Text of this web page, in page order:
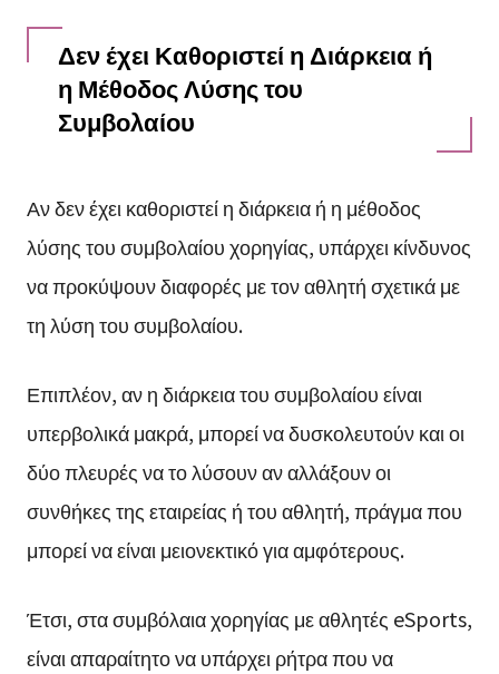
Δεν έχει Καθοριστεί η Διάρκεια ή
η Μέθοδος Λύσης του
Συμβολαίου
Αν δεν έχει καθοριστεί η διάρκεια ή η μέθοδος
λύσης του συμβολαίου χορηγίας, υπάρχει κίνδυνος
να προκύψουν διαφορές με τον αθλητή σχετικά με
τη λύση του συμβολαίου.
Επιπλέον, αν η διάρκεια του συμβολαίου είναι
υπερβολικά μακρά, μπορεί να δυσκολευτούν και οι
δύο πλευρές να το λύσουν αν αλλάξουν οι
συνθήκες της εταιρείας ή του αθλητή, πράγμα που
μπορεί να είναι μειονεκτικό για αμφότερους.
Έτσι, στα συμβόλαια χορηγίας με αθλητές eSports,
είναι απαραίτητο να υπάρχει ρήτρα που να